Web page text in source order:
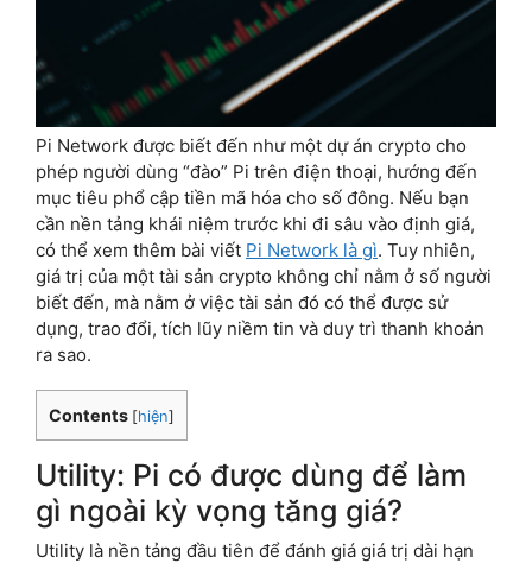
Pi Network được biết đến như một dự án crypto cho
phép người dùng “đào” Pi trên điện thoại, hướng đến
mục tiêu phổ cập tiền mã hóa cho số đông. Nếu bạn
cần nền tảng khái niệm trước khi đi sâu vào định giá,
có thể xem thêm bài viết Pi Network là gì. Tuy nhiên,
giá trị của một tài sản crypto không chỉ nằm ở số người
biết đến, mà nằm ở việc tài sản đó có thể được sử
dụng, trao đổi, tích lũy niềm tin và duy trì thanh khoản
ra sao.
Contents [hiện]
Utility: Pi có được dùng để làm
gì ngoài kỳ vọng tăng giá?
Utility là nền tảng đầu tiên để đánh giá giá trị dài hạn